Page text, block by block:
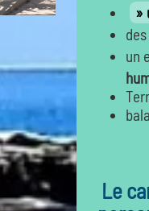
un
Le